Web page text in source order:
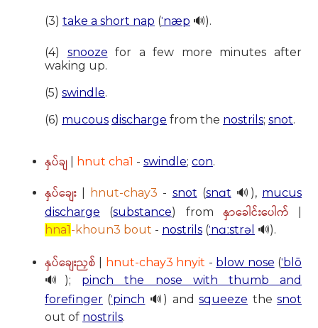
(3) take a short nap (ˈnæp 🔊).
(4) snooze for a few more minutes after
waking up.
(5) swindle.
(6) mucous discharge from the nostrils; snot.
နှပ်ချ hnut cha1 - swindle; con.
နှပ်ချေး hnut-chay3 - snot (snɑt 🔊), mucus
discharge (substance) from နှာခေါင်းပေါက်
hna1-khoun3 bout - nostrils (ˈnɑːstrəl 🔊).
နှပ်ချေးညှစ် hnut-chay3 hnyit - blow nose (ˈblō
🔊); pinch the nose with thumb and
forefinger (ˈpinch 🔊) andsqueeze thesnot
out of nostrils.